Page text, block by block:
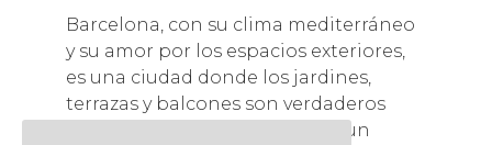
Barcelona, con su clima mediterráneo
y su amor por los espacios exteriores,
es una ciudad donde los jardines,
terrazas y balcones son verdaderos
oasis. Sin embargo, encontrar un